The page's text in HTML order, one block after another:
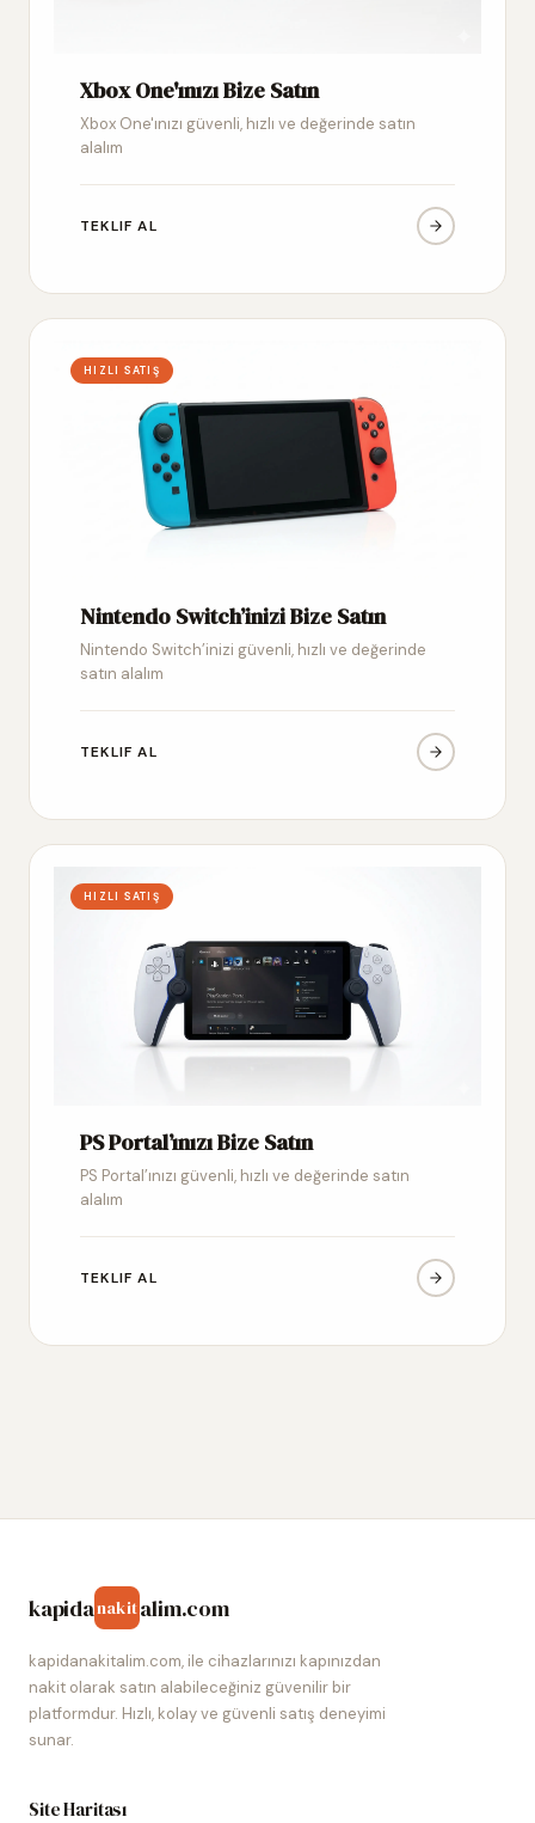
Xbox One'ınızı Bize Satın
Xbox One'ınızı güvenli, hızlı ve değerinde satın
alalım
TEKLIF AL
HIZLI SATIŞ
Nintendo Switch’inizi Bize Satın
Nintendo Switch’inizi güvenli, hızlı ve değerinde
satın alalım
TEKLIF AL
HIZLI SATIŞ
PS Portal’ınızı Bize Satın
PS Portal’ınızı güvenli, hızlı ve değerinde satın
alalım
TEKLIF AL
kapidanakitalim.com
kapidanakitalim.com, ile cihazlarınızı kapınızdan
nakit olarak satın alabileceğiniz güvenilir bir
platformdur. Hızlı, kolay ve güvenli satış deneyimi
sunar.
Site Haritası